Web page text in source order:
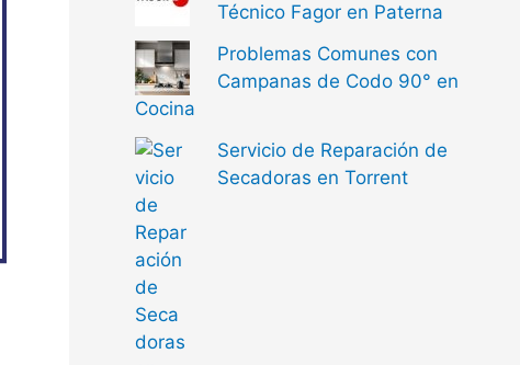
Técnico Fagor en Paterna
Problemas Comunes con
Campanas de Codo 90° en
Cocina
Servicio de Reparación de
Secadoras en Torrent